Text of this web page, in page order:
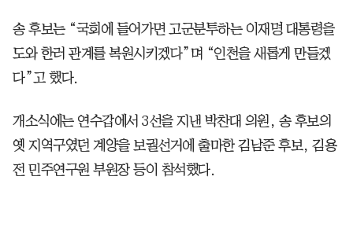
송 후보는 “국회에 들어가면 고군분투하는 이재명 대통령을
도와 한러 관계를 복원시키겠다”며 “인천을 새롭게 만들겠
다”고 했다.
개소식에는 연수갑에서 3선을 지낸 박찬대 의원, 송 후보의
옛 지역구였던 계양을 보궐선거에 출마한 김남준 후보, 김용
전 민주연구원 부원장 등이 참석했다.